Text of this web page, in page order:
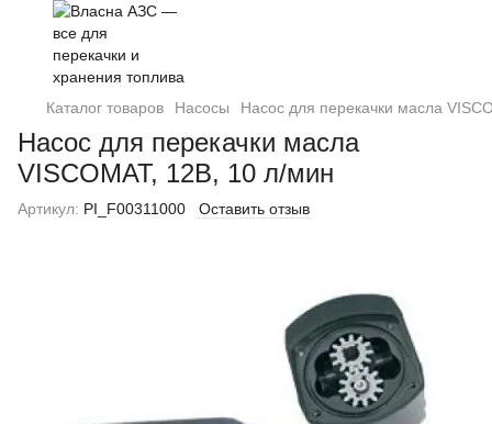
Каталог товаров Насосы Насос для перекачки масла
Насос для перекачки масла
VISCOMAT, 12В, 10 л/мин
Артикул: PI_F00311000 Оставить отзыв